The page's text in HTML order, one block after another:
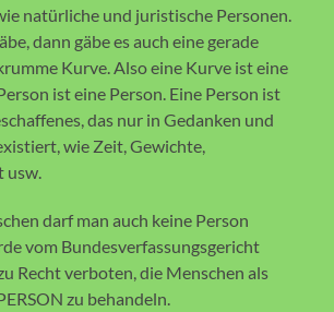
natürliche und juristische Personen.
dann gäbe es auch eine gerade
Kurve. Also eine Kurve ist eine
ist eine Person. Eine Person ist
das nur in Gedanken und
wie Zeit, Gewichte,
usw.
darf man auch keine Person
vom Bundesverfassungsgericht
Recht verboten, die Menschen als
zu behandeln.